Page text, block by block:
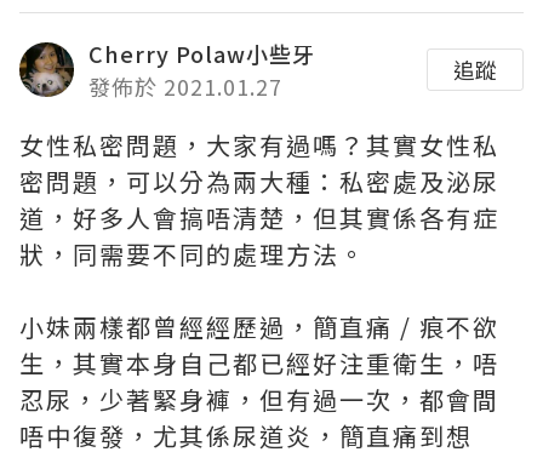
Cherry Polaw小些牙
發佈於 2021.01.27
追蹤
女性私密問題，大家有過嗎？其實女性私
密問題，可以分為兩大種：私密處及泌尿
道，好多人會搞唔清楚，但其實係各有症
狀，同需要不同的處理方法。
小妹兩樣都曾經經歷過，簡直痛 / 痕不欲
生，其實本身自己都已經好注重衛生，唔
忍尿，少著緊身褲，但有過一次，都會間
唔中復發，尤其係尿道炎，簡直痛到想